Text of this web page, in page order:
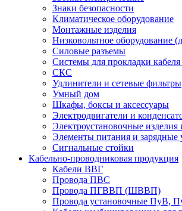
Знаки безопасности
Климатическое оборудование
Монтажные изделия
Низковольтное оборудование
Силовые разъемы
Системы для прокладки
СКС
Удлинители и сетевые фильтры
Умный дом
Шкафы, боксы и аксессуары
Электродвигатели и
Электроустановочные изделия
Элементы питания и зарядные
Сигнальные стойки
Кабельно-проводниковая продукция
Кабели ВВГ
Провода ПВС
Провода ПГВВП (ШВВП)
Провода установочные ПуВ,